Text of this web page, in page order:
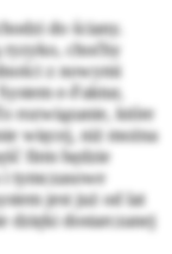
do ściany.
ryzyko, choćby
z nowymi
e-Faktur,
rozwiązanie, które
więcej, niż można
firm będzie
i tymczasowe
jest już od lat
dzięki dostarczanej